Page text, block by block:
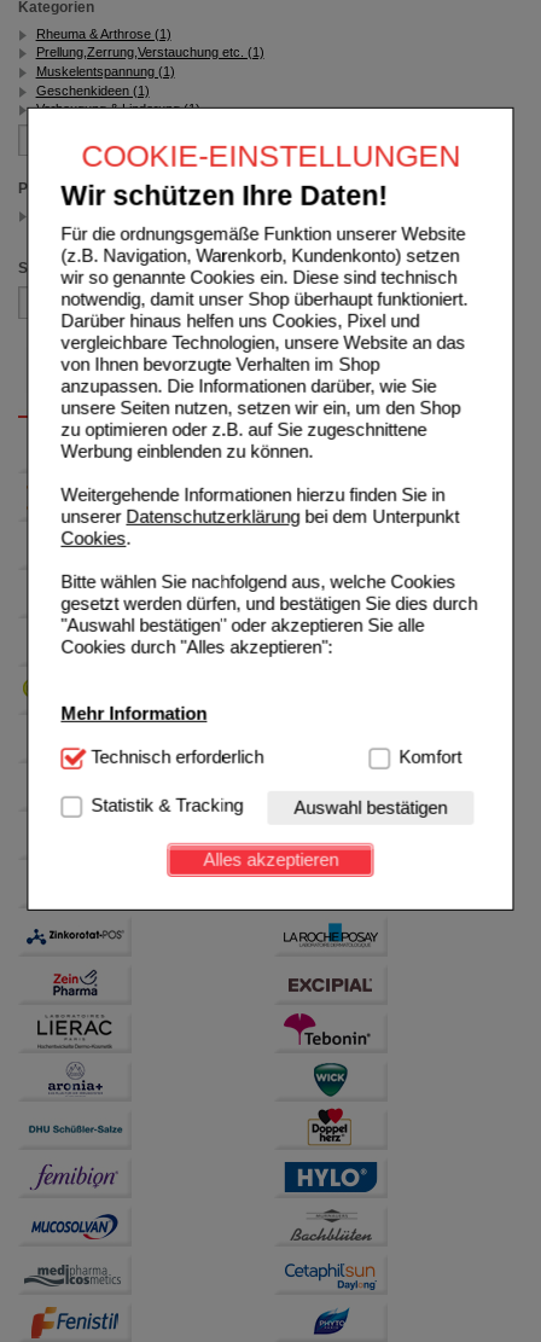
COOKIE-EINSTELLUNGEN
Wir schützen Ihre Daten!
Für die ordnungsgemäße Funktion unserer Website
(z.B. Navigation, Warenkorb, Kundenkonto) setzen
wir so genannte Cookies ein. Diese sind technisch
notwendig, damit unser Shop überhaupt funktioniert.
Darüber hinaus helfen uns Cookies, Pixel und
vergleichbare Technologien, unsere Website an das
von Ihnen bevorzugte Verhalten im Shop
anzupassen. Die Informationen darüber, wie Sie
unsere Seiten nutzen, setzen wir ein, um den Shop
zu optimieren oder z.B. auf Sie zugeschnittene
Werbung einblenden zu können.
Weitergehende Informationen hierzu finden Sie in
unserer Datenschutzerklärungbei dem Unterpunkt
Cookies.
Bitte wählen Sie nachfolgend aus, welche Cookies
gesetzt werden dürfen, und bestätigen Sie dies durch
"Auswahl bestätigen" oder akzeptieren Sie alle
Cookies durch "Alles akzeptieren":
Mehr Information
Technisch Notwendig:Hierbei handelt es sich um
Website notwendig sind (z.B. Navigation, Warenkorb,
Kundenkonto), weshalb auf diese nicht verzichtet
werden kann.
Einkaufserlebnis noch ansprechender zu gestalten,
beispielsweise für die Wiedererkennung des
Besuchers oder unsere Seite an bevorzugte
Verhaltensweisen (z.B. Spracheinstellung)
anzupassen. Komfort-Cookies ermöglichen es uns
auch auf Ihre Bedürfnisse zugeschrittene Inhalte
anzuzeigen und unser Partnerprogramm zu
betreiben.
Hierüber lassen sich
Informationen über die Art und Weise der Nutzung
unserer Website sammeln, mit deren Hilfe wir unsere
Website weiter für Sie optimieren können, den Inhalt
auf unserer Website aber auch die Werbung auf
Drittseiten möglichst relevant für Sie zu gestalten.
Bitte beachten Sie, dass Daten hierfür teilweise an
übertragen werden.
Technisch erforderlich Komfort
Statistik & Tracking Auswahl bestätigen
Alles akzeptieren
Kategorien
Rheuma & Arthrose (1)
Prellung,Zerrung,Verstauchung etc. (1)
Muskelentspannung (1)
Geschenkideen (1)
Vorbeugung & Linderung (1)
Packungsgröße
(auswahl entfernen)
Sortieren nach